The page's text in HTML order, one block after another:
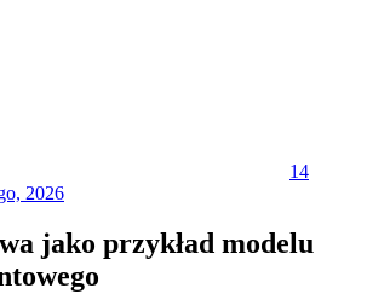
14
2026
jako przykład modelu